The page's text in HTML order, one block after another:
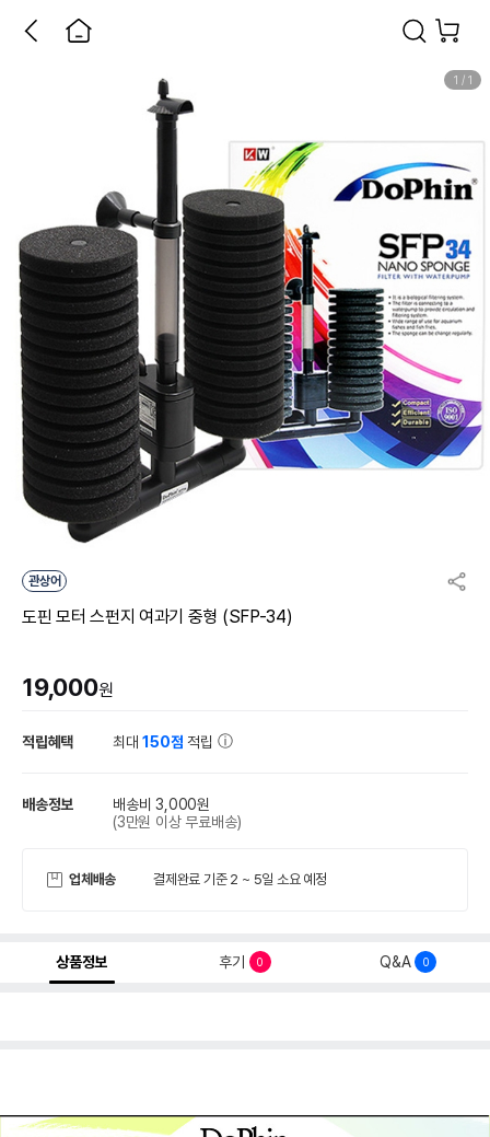
1 / 1
관상어
도핀 모터 스펀지 여과기 중형 (SFP-34)
19,000원
적립혜택 최대150점 적립
배송정보
배송비 3,000원
(3만원 이상 무료배송)
업체배송 결제완료 기준 2 ~ 5일 소요 예정
상품정보 후기 0 Q&A 0